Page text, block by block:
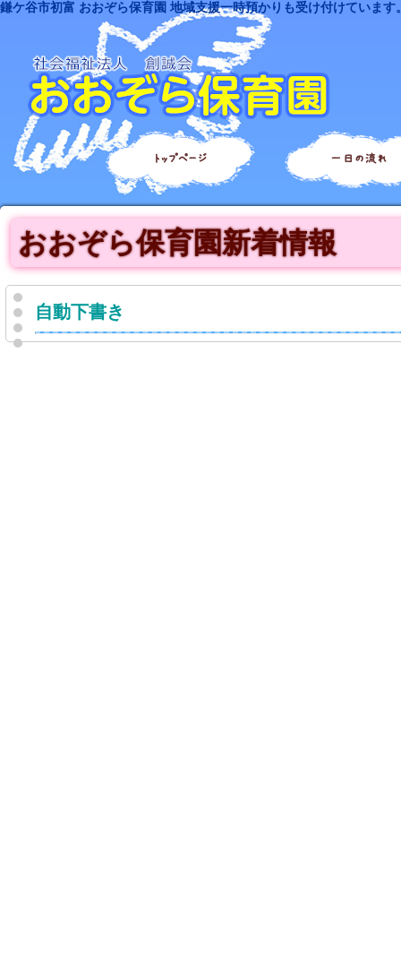
鎌ケ谷市初富 おおぞら保育園 地域支援一時預かりも受け付けています
トップページ 一日の流れ
おおぞら保育園新着情報
自動下書き